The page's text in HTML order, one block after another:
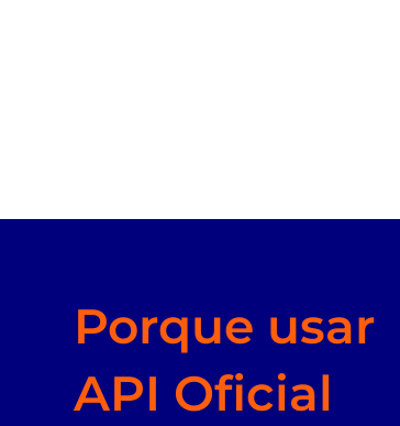
Porque usar
API Oficial